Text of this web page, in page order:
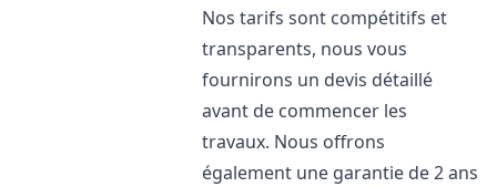
Nos tarifs sont compétitifs et
transparents, nous vous
fournirons un devis détaillé
avant de commencer les
travaux. Nous offrons
également une garantie de 2 ans